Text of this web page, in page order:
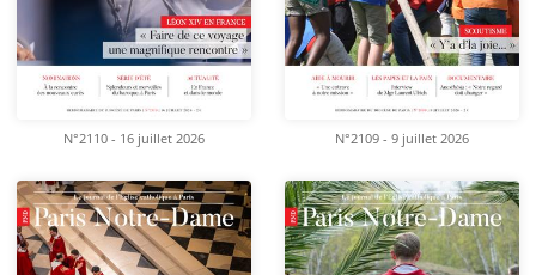
N°2110 - 16 juillet 2026 N°2109 - 9 juillet 2026